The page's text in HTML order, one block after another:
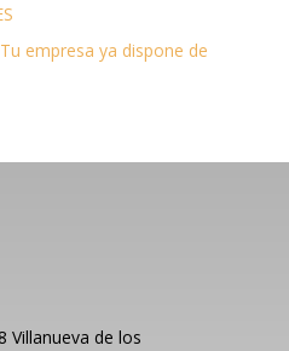
Tu empresa ya dispone de
Villanueva de los